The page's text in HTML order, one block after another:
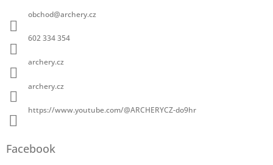
obchod@archery.cz
602 334 354
archery.cz
archery.cz
https://www.youtube.com/@ARCHERYCZ-do9hr
Facebook